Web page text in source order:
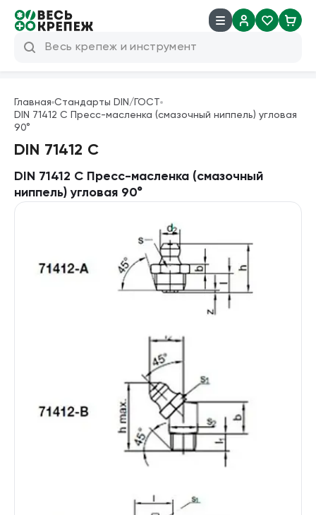
Инструмент
Крепеж
Техническая химия
О компании
Главная Стандарты DIN/ГОСТ
DIN 71412 C Пресс-масленка (смазочный ниппель) угловая
90°
DIN 71412 C
DIN 71412 C Пресс-масленка (смазочный
ниппель) угловая 90°